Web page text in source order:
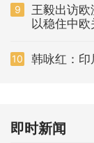
9
王毅出访
以稳住中欧
10 韩咏红：印
即时新闻